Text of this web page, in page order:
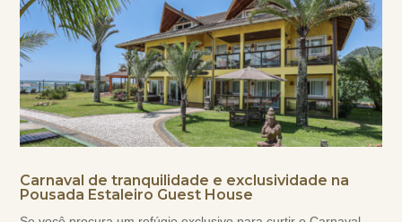
Carnaval de tranquilidade e exclusividade na
Pousada Estaleiro Guest House